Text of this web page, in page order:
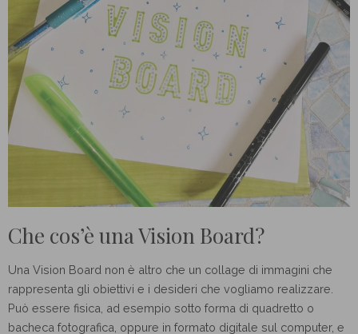
Che cos’è una Vision Board?
Una Vision Board non è altro che un collage di immagini che
rappresenta gli obiettivi e i desideri che vogliamo realizzare.
Può essere fisica, ad esempio sotto forma di quadretto o
bacheca fotografica, oppure in formato digitale sul computer, e